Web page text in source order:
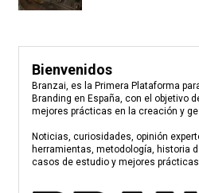
Bienvenidos
Branzai, es la Primera Plataforma
Branding en España, con el objetivo
mejores prácticas en la creación y
Noticias, curiosidades, opinión
herramientas, metodología, historia
casos de estudio y mejores